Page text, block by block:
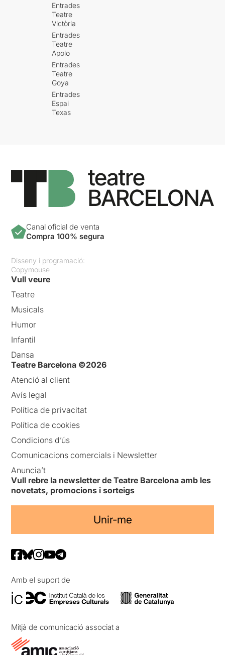
Entrades
Teatre
Victòria
Entrades
Teatre
Apolo
Entrades
Teatre
Goya
Entrades
Espai
Texas
Canal oficial de venta
Compra 100% segura
Disseny i programació:
Copymouse
Vull veure
Teatre
Musicals
Humor
Infantil
Dansa
Teatre Barcelona ©2026
Atenció al client
Avís legal
Política de privacitat
Política de cookies
Condicions d’ús
Comunicacions comercials i Newsletter
Anuncia’t
Vull rebre la newsletter de Teatre Barcelona amb les
novetats, promocions i sorteigs
Unir-me
Amb el suport de
Mitjà de comunicació associat a